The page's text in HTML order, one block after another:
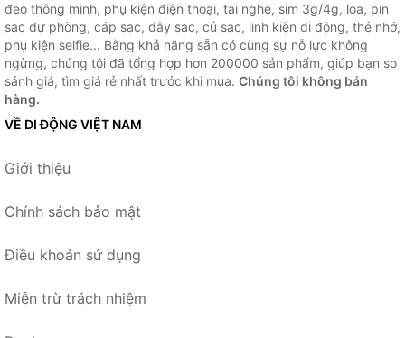
đeo thông minh, phụ kiện điện thoại, tai nghe, sim 3g/4g, loa, pin
sạc dự phòng, cáp sạc, dây sạc, củ sạc, linh kiện di động, thẻ nhớ,
phụ kiện selfie... Bằng khả năng sẵn có cùng sự nỗ lực không
ngừng, chúng tôi đã tổng hợp hơn 200000 sản phẩm, giúp bạn so
sánh giá, tìm giá rẻ nhất trước khi mua. Chúng tôi không bán
hàng.
VỀ DI ĐỘNG VIỆT NAM
Giới thiệu
Chính sách bảo mật
Điều khoản sử dụng
Miễn trừ trách nhiệm